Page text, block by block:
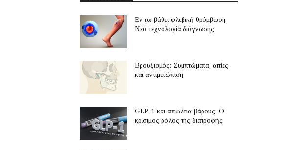
Εν τω βάθει φλεβική θρόμβωση:
Νέα τεχνολογία διάγνωσης
Βρουξισμός: Συμπτώματα, αιτίες
και αντιμετώπιση
GLP-1 και απώλεια βάρους: Ο
κρίσιμος ρόλος της διατροφής